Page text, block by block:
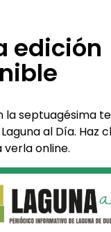
edición
la septuagésima
al Día. Haz
online.